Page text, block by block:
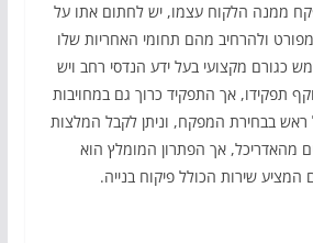
ממנה הלקוח עצמו, יש לחתום אתו על
ולהרחיב מהם תחומי האחריות שלו
כגורם מקצועי בעל ידע הנדסי רחב ויש
תפקידו, אך התפקיד כרוך גם במחויבות
ראש בבחירת המפקח, וניתן לקבל המלצות
מהאדריכל, אך הפתרון המומלץ הוא
שירות הכולל פיקוח בנייה.